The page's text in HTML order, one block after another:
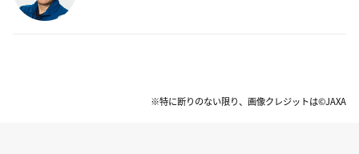
※特に断りのない限り、画像クレジットは©JAXA